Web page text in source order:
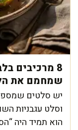
8 מרכיבים
שמחמם את
יש סלטים
וסלט עגבניות
הוא תמיד היה